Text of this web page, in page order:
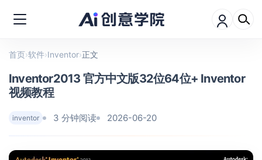
首页›软件›Inventor›正文
Inventor2013 官方中文版32位64位+ Inventor
视频教程
inventor 3 分钟阅读 2026-06-20